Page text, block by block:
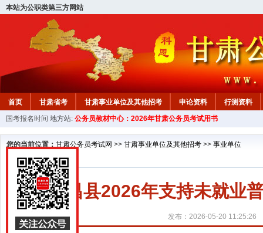
本站为公职类第三方网站
首页 甘肃省考 甘肃事业单位及其他招考 申论资料
行测资料
国考报名时间 地方站: 公务员教材中心：2026年甘肃公务员考试用书
您的当前位置： 甘肃公务员考试网 >> 甘肃事业单位及其他招考 >> 事业单位
永昌县2026年支持未就业
发布：2026-05-20 11:25:26